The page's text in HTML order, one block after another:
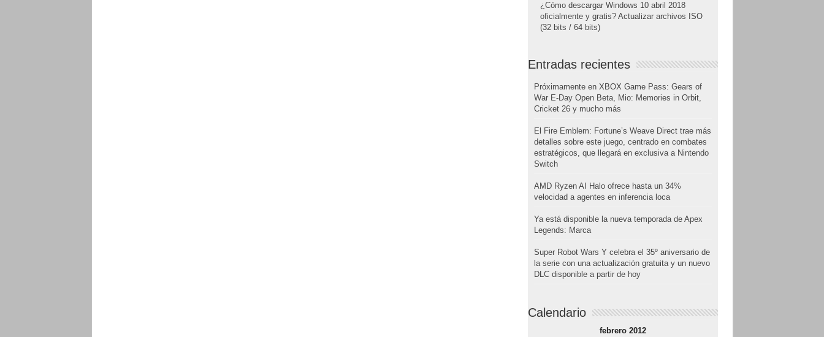
¿Cómo descargar Windows 10 abril 2018
oficialmente y gratis? Actualizar archivos ISO
(32 bits / 64 bits)
Entradas recientes
Próximamente en XBOX Game Pass: Gears of
War E-Day Open Beta, Mio: Memories in Orbit,
Cricket 26 y mucho más
El Fire Emblem: Fortune’s Weave Direct trae más
detalles sobre este juego, centrado en combates
estratégicos, que llegará en exclusiva a Nintendo
Switch
AMD Ryzen AI Halo ofrece hasta un 34%
velocidad a agentes en inferencia loca
Ya está disponible la nueva temporada de Apex
Legends: Marca
Super Robot Wars Y celebra el 35º aniversario de
la serie con una actualización gratuita y un nuevo
DLC disponible a partir de hoy
Calendario
febrero 2012